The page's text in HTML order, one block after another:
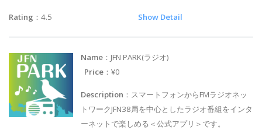
Rating ：4.5 Show Detail
Name ：JFN PARK(ラジオ)
Price ：¥0
Description ：スマートフォンからFMラジオネッ
トワークJFN38局を中心としたラジオ番組をインタ
ーネットで楽しめる＜公式アプリ＞です。